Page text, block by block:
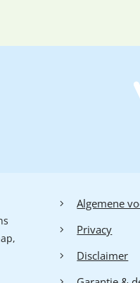
Algemene
Privacy
Disclaimer